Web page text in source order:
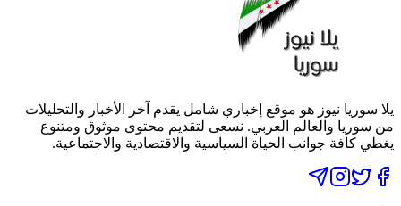
يلا سوريا نيوز هو موقع إخباري شامل يقدم آخر الأخبار والتحليلات
من سوريا والعالم العربي. نسعى لتقديم محتوى موثوق ومتنوع
يغطي كافة جوانب الحياة السياسية والاقتصادية والاجتماعية.